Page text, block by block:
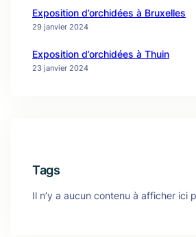
Exposition d’orchidées à Bruxelles
29 janvier 2024
Exposition d’orchidées à Thuin
23 janvier 2024
Tags
Il n’y a aucun contenu à afficher ici